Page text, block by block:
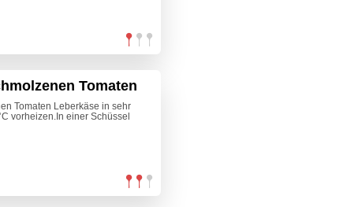
Tomaten
Tomaten Leberkäse in sehr
vorheizen.In einer Schüssel